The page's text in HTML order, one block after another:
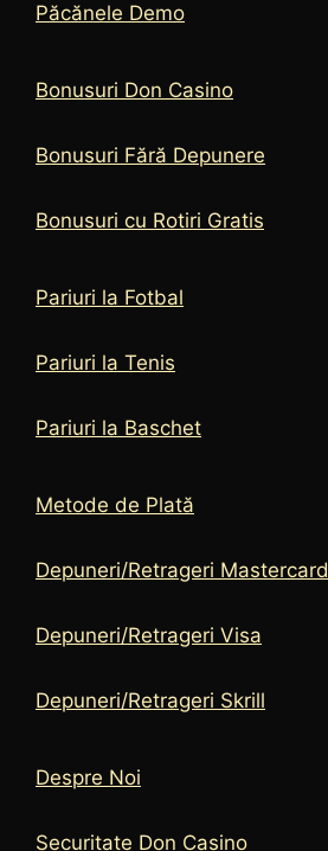
Păcănele Demo
Bonusuri Don Casino
Bonusuri Fără Depunere
Bonusuri cu Rotiri Gratis
Pariuri la Fotbal
Pariuri la Tenis
Pariuri la Baschet
Metode de Plată
Depuneri/Retrageri Mastercard
Depuneri/Retrageri Visa
Depuneri/Retrageri Skrill
Despre Noi
Securitate Don Casino